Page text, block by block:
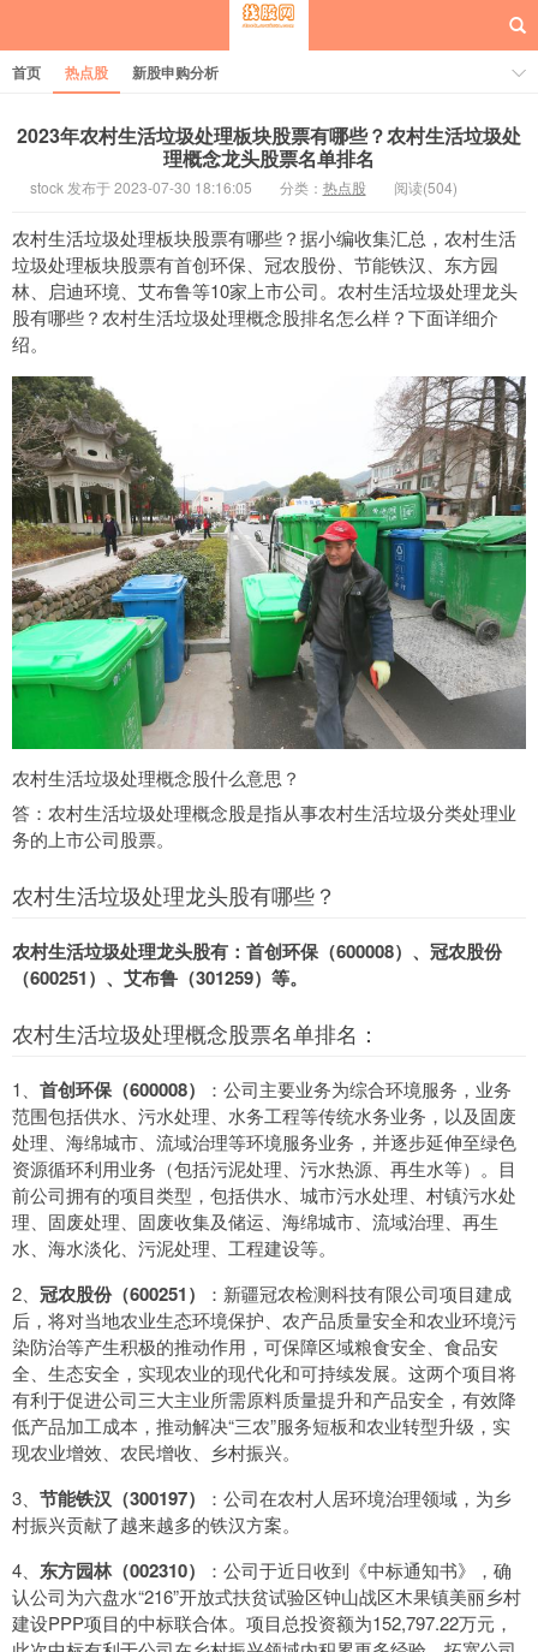
每日概念股
首页 热点股 新股申购分析
2023年农村生活垃圾处理板块股票有哪些？农村生活垃圾处
理概念龙头股票名单排名
stock 发布于 2023-07-30 18:16:05 分类： 热点股 阅读(504)
农村生活垃圾处理板块股票有哪些？据小编收集汇总，农村生活
垃圾处理板块股票有首创环保、冠农股份、节能铁汉、东方园
林、启迪环境、艾布鲁等10家上市公司。农村生活垃圾处理龙头
股有哪些？农村生活垃圾处理概念股排名怎么样？下面详细介
绍。
农村生活垃圾处理概念股什么意思？
答：农村生活垃圾处理概念股是指从事农村生活垃圾分类处理业
务的上市公司股票。
农村生活垃圾处理龙头股有哪些？
农村生活垃圾处理龙头股有：首创环保（600008）、冠农股份
（600251）、艾布鲁（301259）等。
农村生活垃圾处理概念股票名单排名：
1、 首创环保（600008）
：公司主要业务为综合环境服务，业务
范围包括供水、污水处理、水务工程等传统水务业务，以及固废
处理、海绵城市、流域治理等环境服务业务，并逐步延伸至绿色
资源循环利用业务（包括污泥处理、污水热源、再生水等）。目
前公司拥有的项目类型，包括供水、城市污水处理、村镇污水处
理、固废处理、固废收集及储运、海绵城市、流域治理、再生
水、海水淡化、污泥处理、工程建设等。
2、 冠农股份（600251）
：新疆冠农检测科技有限公司项目建成
后，将对当地农业生态环境保护、农产品质量安全和农业环境污
染防治等产生积极的推动作用，可保障区域粮食安全、食品安
全、生态安全，实现农业的现代化和可持续发展。这两个项目将
有利于促进公司三大主业所需原料质量提升和产品安全，有效降
低产品加工成本，推动解决“三农”服务短板和农业转型升级，实
现农业增效、农民增收、乡村振兴。
3、 节能铁汉（300197）
：公司在农村人居环境治理领域，为乡
村振兴贡献了越来越多的铁汉方案。
4、 东方园林（002310）
：公司于近日收到《中标通知书》，确
认公司为六盘水“216”开放式扶贫试验区钟山战区木果镇美丽乡村
建设PPP项目的中标联合体。项目总投资额为152,797.22万元，